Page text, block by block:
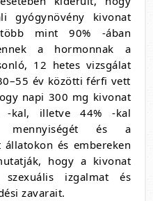
gyógynövény kivonat
mint 90% -ában
a hormonnak a
12 hetes vizsgálat
év közötti férfi vett
napi 300 mg kivonat
-kal, illetve 44% -kal
mennyiségét és a
állatokon és embereken
hogy a kivonat
izgalmat és
zavarait.